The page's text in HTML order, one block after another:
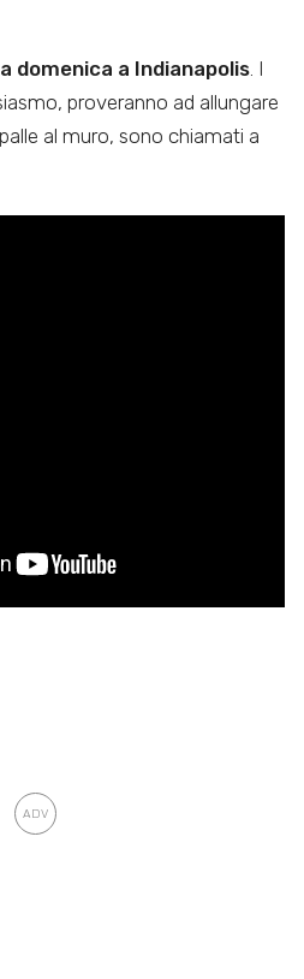
domenica a Indianapolis. I
proveranno ad allungare
al muro, sono chiamati a